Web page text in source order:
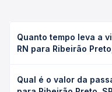
Quanto tempo leva a
RN para Ribeirão
- TODOS leva em
Qual é o valor da